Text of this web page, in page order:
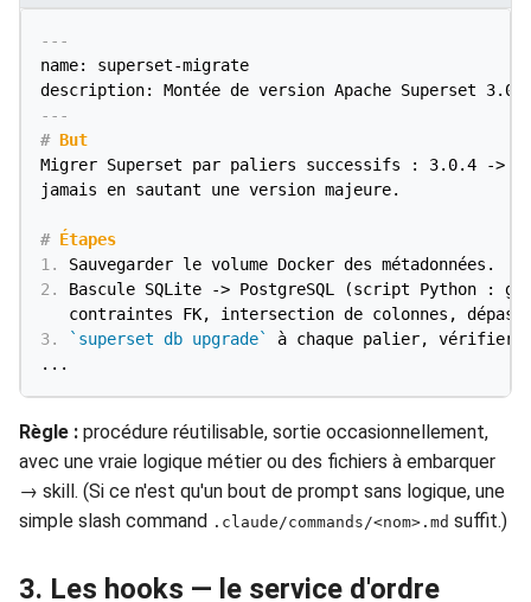
---
name: superset-migrate
description: Montée de version Apache Superset
---
# But
Migrer Superset par paliers successifs : 3.0.4 ->
jamais en sautant une version majeure.
# Étapes
1.
2.
Bascule SQLite -> PostgreSQL (script Python :
3. `superset db upgrade`
à chaque palier, vérifier
Règle : procédure réutilisable, sortie occasionnellement,
avec une vraie logique métier ou des fichiers à embarquer
→ skill. (Si ce n'est qu'un bout de prompt sans logique, une
simple slash command .claude/commands/<nom>.md suffit.)
3. Les hooks — le service d'ordre